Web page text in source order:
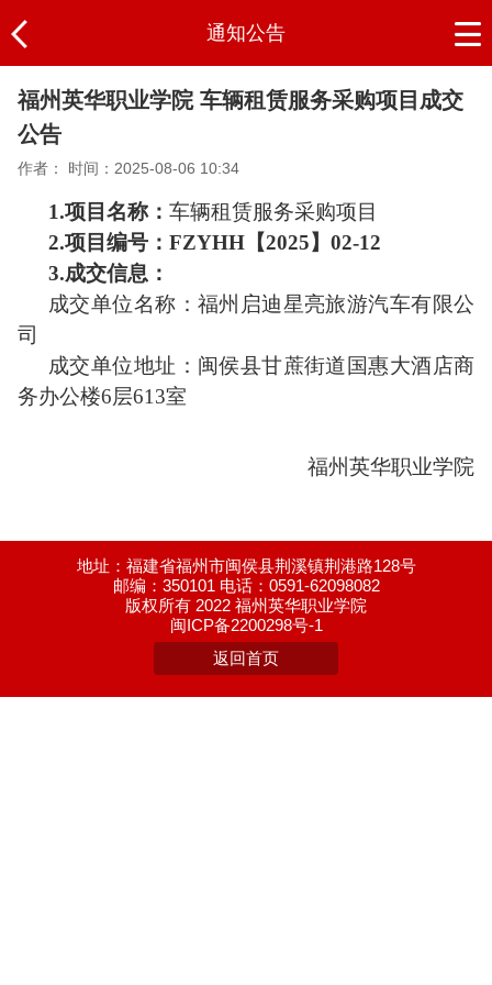
通知公告
福州英华职业学院 车辆租赁服务采购项目成交
公告
作者： 时间：2025-08-06 10:34
1.项目名称： 车辆租赁服务采购项目
2.项目编号 ： FZYHH【2025】02-12
3.成交信息 ：
成交单位名称： 福州启迪星亮旅游汽车有限公
司
成交单位地址： 闽侯县甘蔗街道国惠大酒店商
务办公楼6层613室
福州英华职业学院
地址：福建省福州市闽侯县荆溪镇荆港路128号
邮编：350101 电话：0591-62098082
版权所有 2022 福州英华职业学院
闽ICP备2200298号-1
返回首页